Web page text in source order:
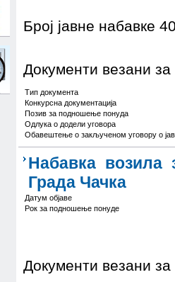
Број јавне набавке
Документи везани за
Тип документа
Конкурсна документација
Позив за подношење понуда
Одлука о додели уговора
Обавештење о закљученом уговору о
Набавка возила
Града Чачка
Датум објаве
Рок за подношење понуде
Документи везани за